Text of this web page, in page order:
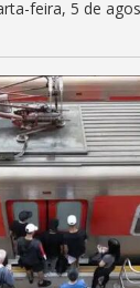
feira, 5 de